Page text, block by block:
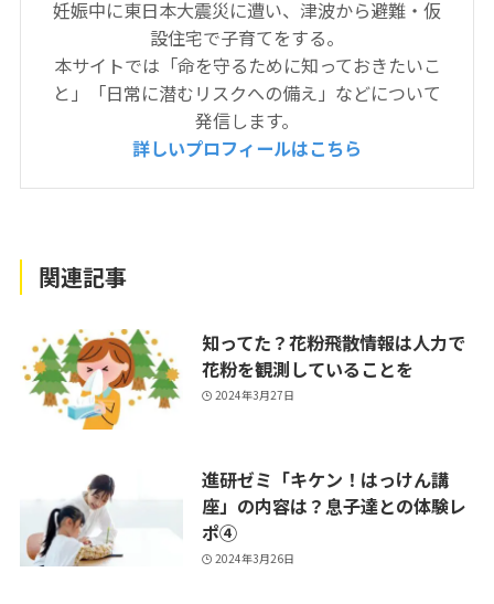
妊娠中に東日本大震災に遭い、津波から避難・仮
設住宅で子育てをする。
本サイトでは「命を守るために知っておきたいこ
と」「日常に潜むリスクへの備え」などについて
発信します。
詳しいプロフィールはこちら
関連記事
知ってた？花粉飛散情報は人力で
花粉を観測していることを
2024年3月27日
進研ゼミ「キケン！はっけん講
座」の内容は？息子達との体験レ
ポ④
2024年3月26日